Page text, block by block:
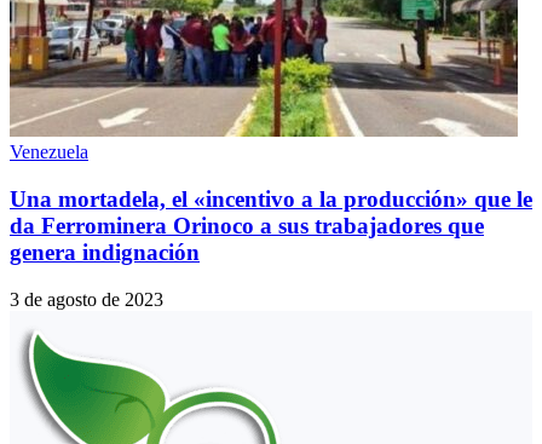
Venezuela
Una mortadela, el «incentivo a la producción» que le
da Ferrominera Orinoco a sus trabajadores que
genera indignación
3 de agosto de 2023